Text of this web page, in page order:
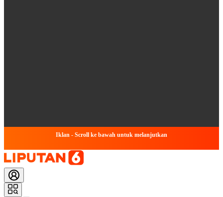
Iklan - Scroll ke bawah untuk melanjutkan